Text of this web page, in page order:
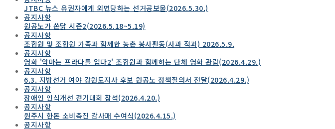
JTBC 뉴스 유권자에게 외면당하는 선거공보물(2026.5.30.)
공지사항
원공노가 쏜닭 시즌2(2026.5.18~5.19)
공지사항
조합원 및 조합원 가족과 함께한 농촌 봉사활동(사과 적과) 2026.5.9.
공지사항
영화 '악마는 프라다를 입다2' 조합원과 함께하는 단체 영화 관람(2026.4.29.)
공지사항
6.3. 지방선거 여야 강원도지사 후보 원공노 정책질의서 전달(2026.4.29.)
공지사항
장애인 인식개선 걷기대회 참석(2026.4.20.)
공지사항
원주시 한돈 소비촉진 감사패 수여식(2026.4.15.)
공지사항